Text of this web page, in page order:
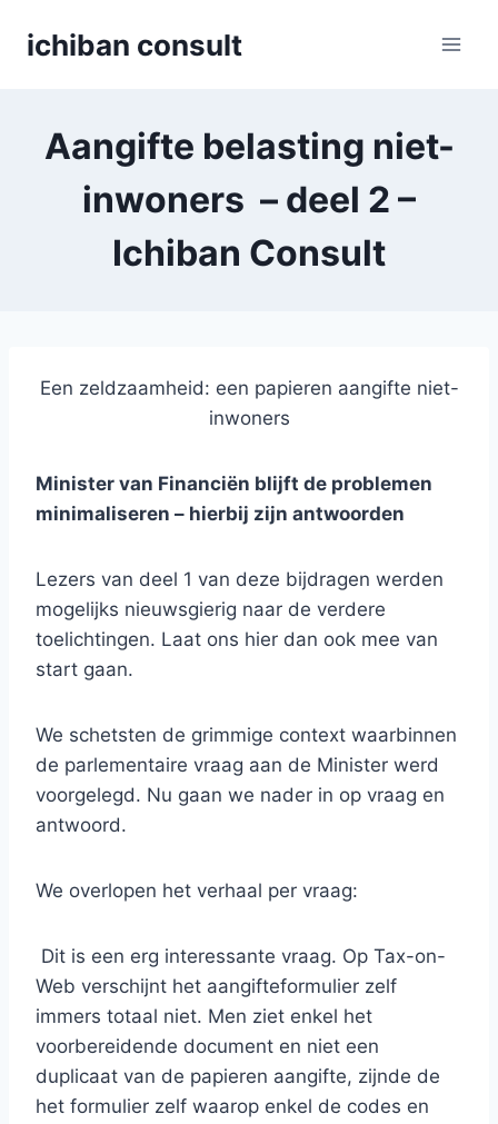
ichiban consult
Aangifte belasting niet-
inwoners – deel 2 –
Ichiban Consult
Een zeldzaamheid: een papieren aangifte niet-
inwoners
Minister van Financiën blijft de problemen
minimaliseren – hierbij zijn antwoorden
Lezers van deel 1 van deze bijdragen werden
mogelijks nieuwsgierig naar de verdere
toelichtingen. Laat ons hier dan ook mee van
start gaan.
We schetsten de grimmige context waarbinnen
de parlementaire vraag aan de Minister werd
voorgelegd. Nu gaan we nader in op vraag en
antwoord.
We overlopen het verhaal per vraag:
Dit is een erg interessante vraag. Op Tax-on-
Web verschijnt het aangifteformulier zelf
immers totaal niet. Men ziet enkel het
voorbereidende document en niet een
duplicaat van de papieren aangifte, zijnde de
het formulier zelf waarop enkel de codes en